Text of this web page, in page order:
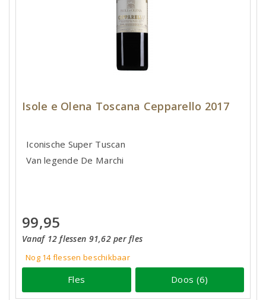
Isole e Olena Toscana Cepparello 2017
Iconische Super Tuscan
Van legende De Marchi
99,95
Vanaf 12 flessen 91,62 per fles
Nog 14flessenbeschikbaar
Fles Doos (6)